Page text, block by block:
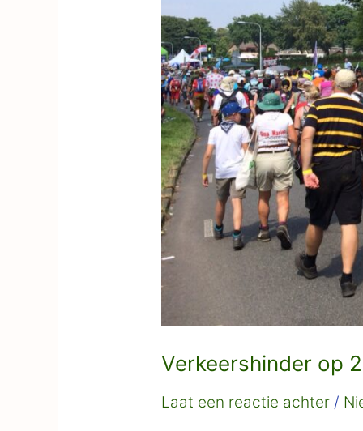
Verkeershinder op
Laat een reactie achter /